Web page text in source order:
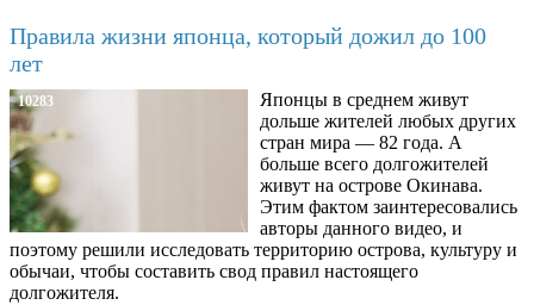
Правила жизни японца, который дожил до 100
лет
10283
Японцы в среднем живут
дольше жителей любых других
стран мира — 82 года. А
больше всего долгожителей
живут на острове Окинава.
Этим фактом заинтересовались
авторы данного видео, и
поэтому решили исследовать территорию острова, культуру и
обычаи, чтобы составить свод правил настоящего
долгожителя.